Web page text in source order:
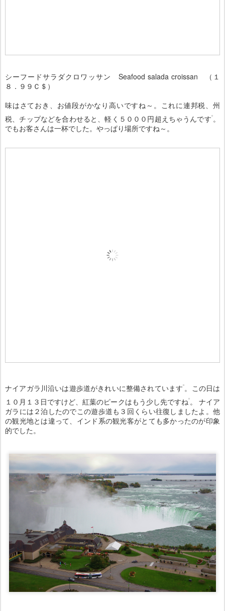
シーフードサラダクロワッサン Seafood salada croissan （１
８．９９Ｃ＄）
味はさておき、お値段がかなり高いですね～。これに連邦税、州
税、チップなどを合わせると、軽く５０００円超えちゃうんです。
でもお客さんは一杯でした。やっぱり場所ですね～。
ナイアガラ川沿いは遊歩道がきれいに整備されています。この日は
１０月１３日ですけど、紅葉のピークはもう少し先ですね。 ナイア
ガラには２泊したのでこの遊歩道も３回くらい往復しましたよ。他
の観光地とは違って、インド系の観光客がとても多かったのが印象
的でした。